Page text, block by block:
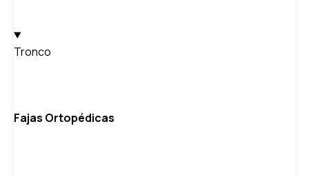
Tronco
Fajas Ortopédicas